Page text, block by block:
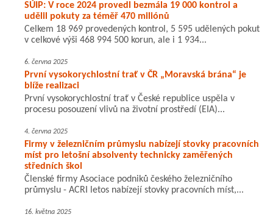
SÚIP: V roce 2024 provedl bezmála 19 000 kontrol a
udělil pokuty za téměř 470 miliónů
Celkem 18 969 provedených kontrol, 5 595 udělených pokut
v celkové výši 468 994 500 korun, ale i 1 934...
6. června 2025
První vysokorychlostní trať v ČR „Moravská brána“ je
blíže realizaci
První vysokorychlostní trať v České republice uspěla v
procesu posouzení vlivů na životní prostředí (EIA)...
4. června 2025
Firmy v železničním průmyslu nabízejí stovky pracovních
míst pro letošní absolventy technicky zaměřených
středních škol
Členské firmy Asociace podniků českého železničního
průmyslu - ACRI letos nabízejí stovky pracovních míst,...
16. května 2025